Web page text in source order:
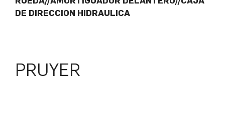
DE DIRECCION HIDRAULICA
PRUYER